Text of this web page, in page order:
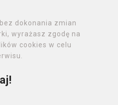
dokonania zmian
wyrażasz zgodę na
cookies w celu